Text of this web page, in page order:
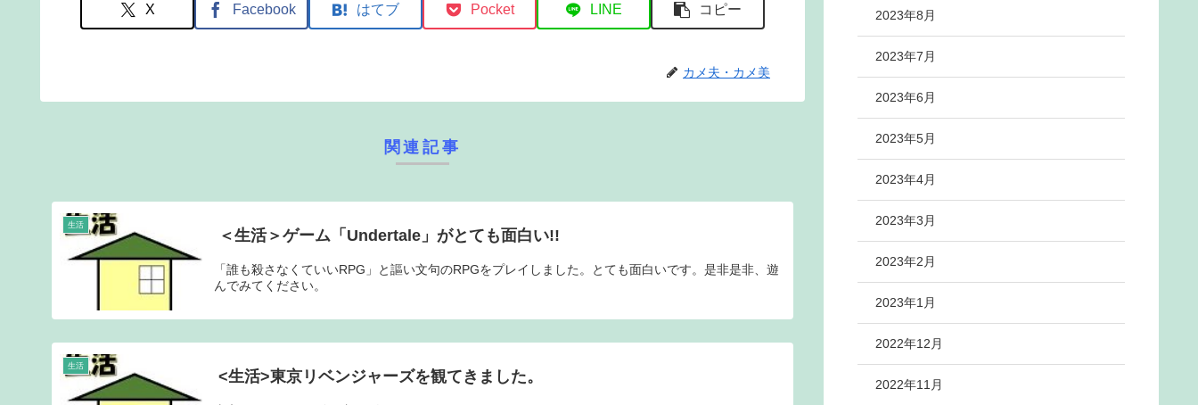
X Facebook はてブ Pocket LINE コピー
カメ夫・カメ美
関連記事
生活
＜生活＞ゲーム「Undertale」がとても面白い!!
「誰も殺さなくていいRPG」と謳い文句のRPGをプレイしました。とても面白いです。是非是非、遊
んでみてください。
生活
<生活>東京リベンジャーズを観てきました。
2023年8月
2023年7月
2023年6月
2023年5月
2023年4月
2023年3月
2023年2月
2023年1月
2022年12月
2022年11月